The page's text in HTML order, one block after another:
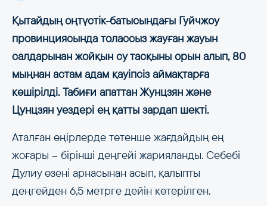
Қытайдың оңтүстік-батысындағы Гуйчжоу
провинциясында толассыз жауған жауын
салдарынан жойқын су тасқыны орын алып, 80
мыңнан астам адам қауіпсіз аймақтарға
көшірілді. Табиғи апаттан Жунцзян және
Цунцзян уездері ең қатты зардап шекті.
Аталған өңірлерде төтенше жағдайдың ең
жоғары – бірінші деңгейі жарияланды. Себебі
Дулиу өзені арнасынан асып, қалыпты
деңгейден 6,5 метрге дейін көтерілген.